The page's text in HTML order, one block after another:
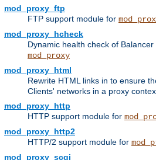
mod_proxy_ftp
FTP support module for
mod_proxy_hcheck
Dynamic health check of
mod_proxy
mod_proxy_html
Rewrite HTML links in to ensure
Clients' networks in a proxy
mod_proxy_http
HTTP support module for
mod_proxy_http2
HTTP/2 support module for
mod_proxy_scgi